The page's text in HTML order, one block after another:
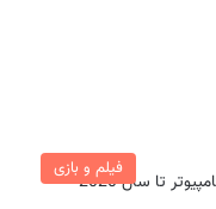
فیلم و بازی